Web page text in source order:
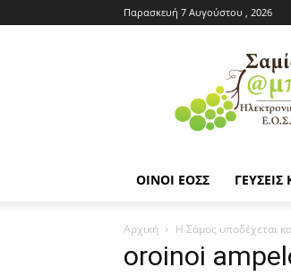
Παρασκευή 7 Αυγούστου , 2026
|
ΟΙΝΟΙ ΕΟΣΣ ΓΕΥΣΕΙΣ
Αρχική Η Σάμος υποδέχεται
oroinoi